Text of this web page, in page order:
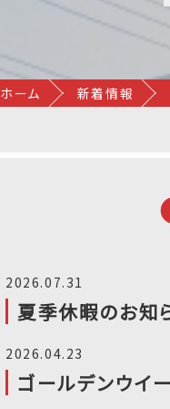
ホーム 新着情報
2026.07.31
夏季休暇のお知
2026.04.23
ゴールデンウイ